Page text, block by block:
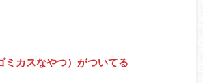
ミカスなやつ）がついてる